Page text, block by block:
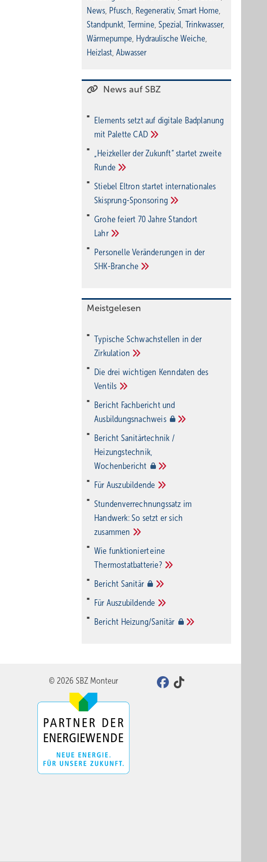
News, Pfusch, Regenerativ, Smart Home,
Standpunkt, Termine, Spezial, Trinkwasser,
Wärmepumpe, Hydraulische Weiche,
Heizlast, Abwasser
News auf SBZ
Elements setzt auf di­gi­ta­le Bad­pla­nung
mit PaletteCAD
„Heizkeller der Zu­kunft“ star­tet zwei­te
Run­de
Stiebel Eltron startet internatio­nales
Ski­sprung-Spon­soring
Grohe feiert 70 Jahre Standort
Lahr
Personelle Veränderungen in der
SHK-Branche
Meistgelesen
Typische Schwachstellen in der
Zirkulation
Die drei wichtigen Kenndaten des
Ventils
Bericht Fachbericht und
Ausbildungsnachweis
Bericht Sanitärtechnik /
Heizungstechnik,
Wochenbericht
Für Auszubildende
Stundenverrechnungssatz im
Handwerk: So setzt er sich
zusammen
Wie funktioniert eine
Thermostatbatterie?
Bericht Sanitär
Für Auszubildende
Bericht Heizung/Sanitär
© 2026 SBZ Monteur